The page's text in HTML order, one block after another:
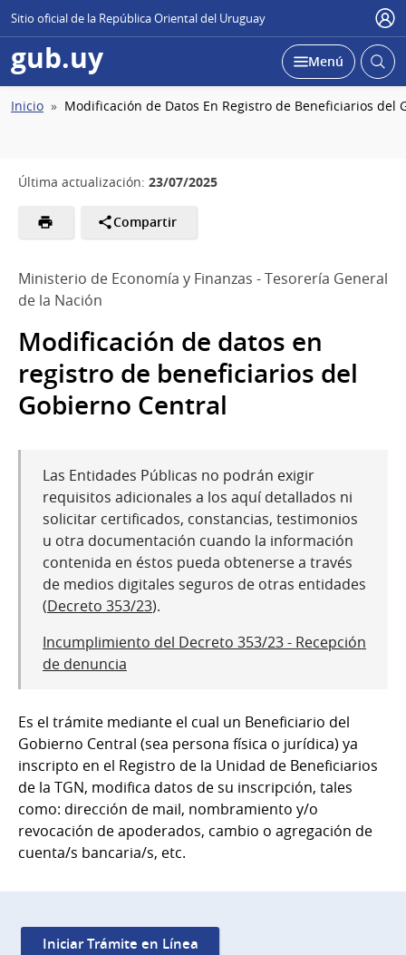
Sitio oficial de la República Oriental del Uruguay
gub.uy Desplegar
Menú Abrir
Ruta
Inicio Modificación de Datos En Registro de Beneficiarios del
Última actualización: 23/07/2025
Compartir
Ministerio de Economía y Finanzas - Tesorería General
de la Nación
Modificación de datos en
registro de beneficiarios del
Gobierno Central
Las Entidades Públicas no podrán exigir
requisitos adicionales a los aquí detallados ni
solicitar certificados, constancias, testimonios
u otra documentación cuando la información
contenida en éstos pueda obtenerse a través
de medios digitales seguros de otras entidades
(Decreto 353/23).
Incumplimiento del Decreto 353/23 - Recepción
de denuncia
Es el trámite mediante el cual un Beneficiario del
Gobierno Central (sea persona física o jurídica) ya
inscripto en el Registro de la Unidad de Beneficiarios
de la TGN, modifica datos de su inscripción, tales
como: dirección de mail, nombramiento y/o
revocación de apoderados, cambio o agregación de
cuenta/s bancaria/s, etc.
Iniciar Trámite en Línea